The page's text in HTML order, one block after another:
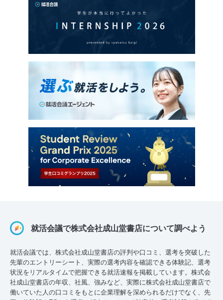
就活会議で株式会社成山堂書店について調べよう
就活会議では、株式会社成山堂書店の評判や口コミ、選考を突破した
先輩のエントリーシート、実際の選考内容を確認できる体験記、選考
状況をリアルタイムで把握できる就活速報を掲載しています。株式会
社成山堂書店の年収、社風、強みなど、実際に株式会社成山堂書店で
働いていた人の口コミをもとに企業理解を深められるだけでなく、先